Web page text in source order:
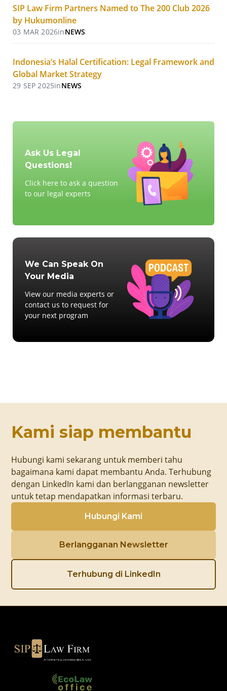
SIP Law Firm Partners Named to The 200 Club 2026
by Hukumonline
03 MAR 2026inNEWS
Indonesia’s Halal Certification: Legal Framework and
Global Market Strategy
29 SEP 2025inNEWS
Ask Us Legal
Questions!
Click here to ask a question
to our legal experts
We Can Speak On
Your Media
View our media experts or
contact us to request for
your next program
Kami siap membantu
Hubungi kami sekarang untuk memberi tahu
bagaimana kami dapat membantu Anda. Terhubung
dengan LinkedIn kami dan berlangganan newsletter
untuk tetap mendapatkan informasi terbaru.
Hubungi Kami
Berlangganan Newsletter
Terhubung di LinkedIn